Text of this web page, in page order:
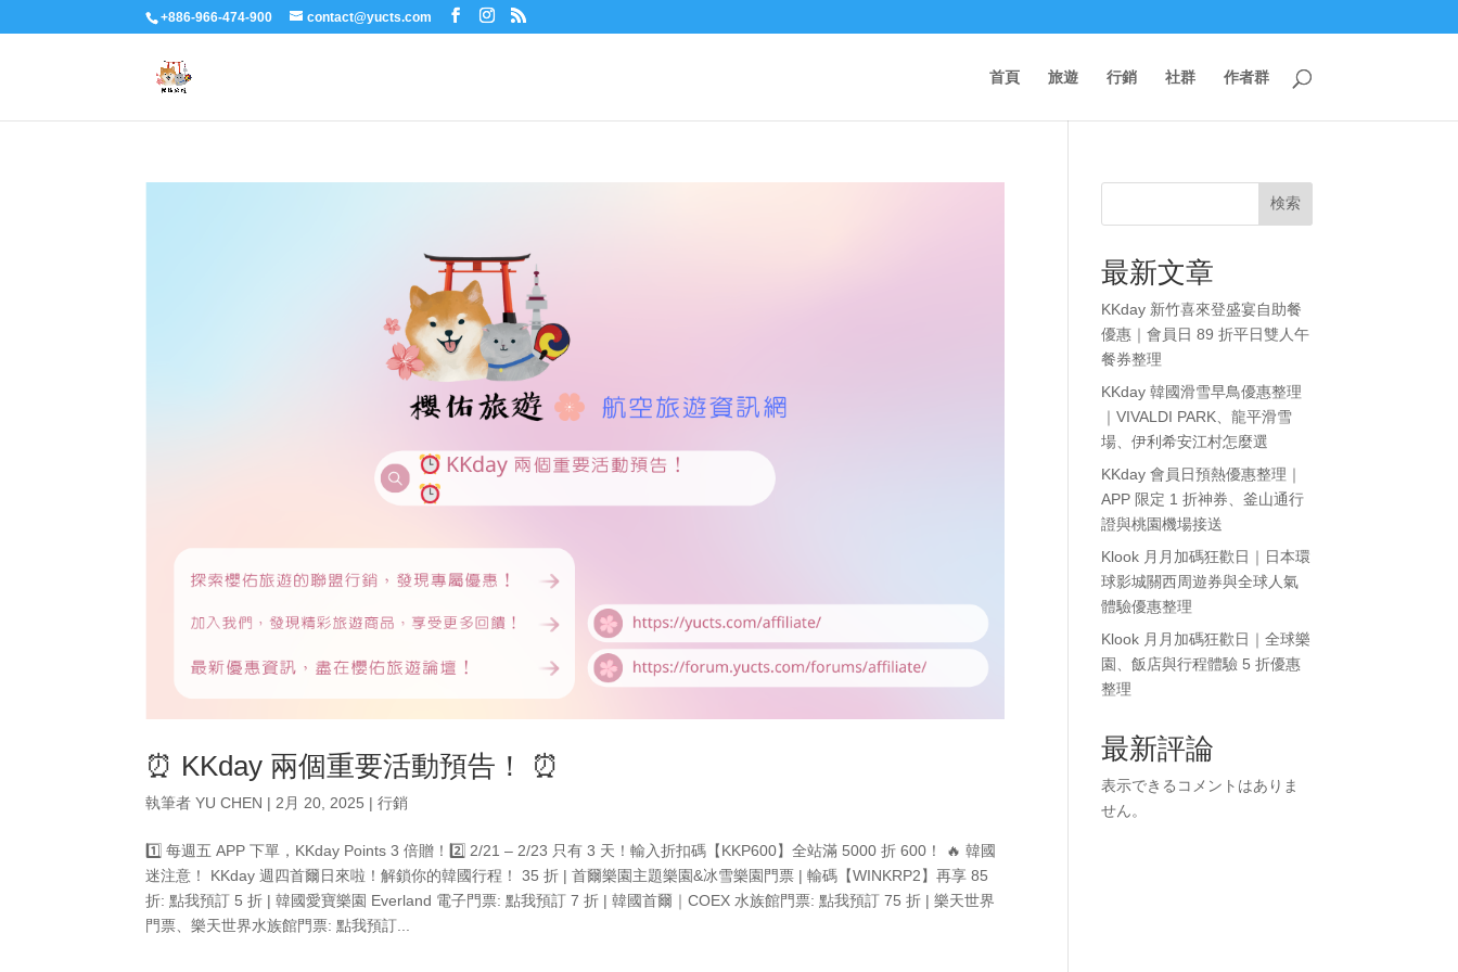
+886-966-474-900 contact@yucts.com
首頁 旅遊 行銷 社群 作者群
⏰ KKday 兩個重要活動預告！ ⏰
執筆者YU CHEN | 2月 20, 2025 |行銷
1️⃣ 每週五 APP 下單，KKday Points 3 倍贈！2️⃣ 2/21 – 2/23 只有 3 天！輸入折扣碼【KKP600】全站滿 5000 折 600！ 🔥 韓國
迷注意！ KKday 週四首爾日來啦！解鎖你的韓國行程！ 35 折 | 首爾樂園主題樂園&冰雪樂園門票 | 輸碼【WINKRP2】再享 85
折: 點我預訂 5 折 | 韓國愛寶樂園 Everland 電子門票: 點我預訂 7 折 | 韓國首爾｜COEX 水族館門票: 點我預訂 75 折 | 樂天世界
門票、樂天世界水族館門票: 點我預訂...
検索
最新文章
KKday 新竹喜來登盛宴自助餐
優惠｜會員日 89 折平日雙人午
餐券整理
KKday 韓國滑雪早鳥優惠整理
｜VIVALDI PARK、龍平滑雪
場、伊利希安江村怎麼選
KKday 會員日預熱優惠整理｜
APP 限定 1 折神券、釜山通行
證與桃園機場接送
Klook 月月加碼狂歡日｜日本環
球影城關西周遊券與全球人氣
體驗優惠整理
Klook 月月加碼狂歡日｜全球樂
園、飯店與行程體驗 5 折優惠
整理
最新評論
表示できるコメントはありま
せん。